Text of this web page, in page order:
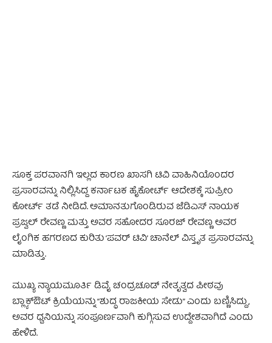
ಸೂಕ್ತ ಪರವಾನಗಿ ಇಲ್ಲದ ಕಾರಣ ಖಾಸಗಿ ಟಿವಿ ವಾಹಿನಿಯೊಂದರ
ಪ್ರಸಾರವನ್ನು ನಿಲ್ಲಿಸಿದ್ದ ಕರ್ನಾಟಕ ಹೈಕೋರ್ಟ್ ಆದೇಶಕ್ಕೆ ಸುಪ್ರೀಂ
ಕೋರ್ಟ್ ತಡೆ ನೀಡಿದೆ. ಅಮಾನತುಗೊಂಡಿರುವ ಜೆಡಿಎಸ್ ನಾಯಕ
ಪ್ರಜ್ವಲ್ ರೇವಣ್ಣ ಮತ್ತು ಅವರ ಸಹೋದರ ಸೂರಜ್ ರೇವಣ್ಣ ಅವರ
ಲೈಂಗಿಕ ಹಗರಣದ ಕುರಿತು ‘ಪವರ್ ಟಿವಿ’ ಚಾನೆಲ್ ವಿಸ್ತೃತ ಪ್ರಸಾರವನ್ನು
ಮಾಡಿತ್ತು.
ಮುಖ್ಯ ನ್ಯಾಯಮೂರ್ತಿ ಡಿವೈ ಚಂದ್ರಚೂಡ್ ನೇತೃತ್ವದ ಪೀಠವು
ಬ್ಲ್ಯಾಕ್‌ಔಟ್ ಕ್ರಿಯೆಯನ್ನು “ಶುದ್ಧ ರಾಜಕೀಯ ಸೇಡು” ಎಂದು ಬಣ್ಣಿಸಿದ್ದು,
ಅವರ ಧ್ವನಿಯನ್ನು ಸಂಪೂರ್ಣವಾಗಿ ಕುಗ್ಗಿಸುವ ಉದ್ದೇಶವಾಗಿದೆ ಎಂದು
ಹೇಳಿದೆ.